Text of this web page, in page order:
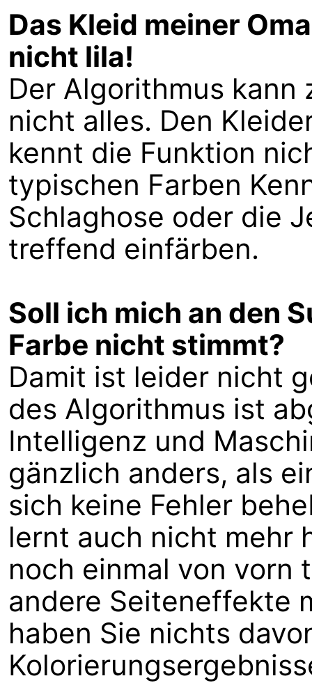
Das Kleid meiner
nicht lila!
Der Algorithmus
nicht alles. Den
kennt die Funktion
typischen Farben
Schlaghose oder die
treffend einfärben.
Soll ich mich an den
Farbe nicht stimmt?
Damit ist leider nicht
des Algorithmus ist
Intelligenz und
gänzlich anders, als
sich keine Fehler
lernt auch nicht mehr
noch einmal von vorn
andere Seiteneffekte
haben Sie nichts